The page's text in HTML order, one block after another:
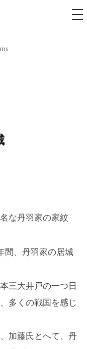
メ
ニ
な丹羽家の家紋
間、丹羽家の居城
三大井戸の一つ日
多くの戦国を感じ
加藤氏とへて、丹